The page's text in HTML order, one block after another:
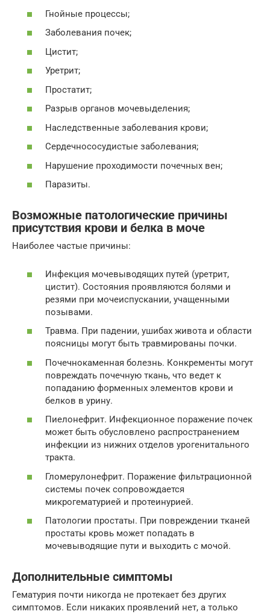
Гнойные процессы;
Заболевания почек;
Цистит;
Уретрит;
Простатит;
Разрыв органов мочевыделения;
Наследственные заболевания крови;
Сердечнососудистые заболевания;
Нарушение проходимости почечных вен;
Паразиты.
Возможные патологические причины
присутствия крови и белка в моче
Наиболее частые причины:
Инфекция мочевыводящих путей (уретрит,
цистит). Состояния проявляются болями и
резями при мочеиспускании, учащенными
позывами.
Травма. При падении, ушибах живота и области
поясницы могут быть травмированы почки.
Почечнокаменная болезнь. Конкременты могут
повреждать почечную ткань, что ведет к
попаданию форменных элементов крови и
белков в урину.
Пиелонефрит. Инфекционное поражение почек
может быть обусловлено распространением
инфекции из нижних отделов урогенитального
тракта.
Гломерулонефрит. Поражение фильтрационной
системы почек сопровождается
микрогематурией и протеинурией.
Патологии простаты. При повреждении тканей
простаты кровь может попадать в
мочевыводящие пути и выходить с мочой.
Дополнительные симптомы
Гематурия почти никогда не протекает без других
симптомов. Если никаких проявлений нет, а только